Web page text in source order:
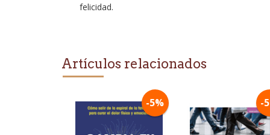
felicidad.
Artículos relacionados
-5% -